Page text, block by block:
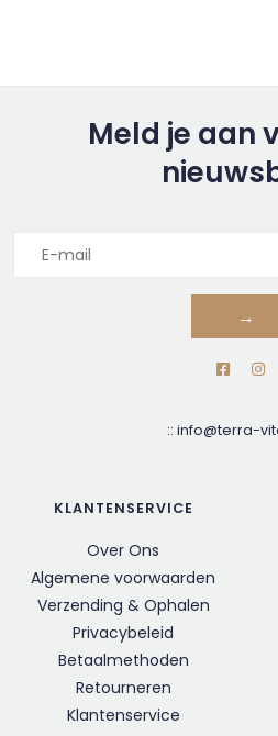
Meld je aan
→
:: info@terra-
KLANTENSERVICE
Over Ons
Algemene voorwaarden
Verzending & Ophalen
Privacybeleid
Betaalmethoden
Retourneren
Klantenservice